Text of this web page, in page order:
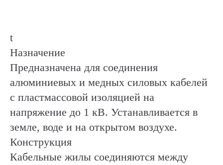
quantity
t
Назначение
Предназначена для соединения
алюминиевых и медных силовых кабелей
с пластмассовой изоляцией на
напряжение до 1 кВ. Устанавливается в
земле, воде и на открытом воздухе.
Конструкция
Кабельные жилы соединяются между